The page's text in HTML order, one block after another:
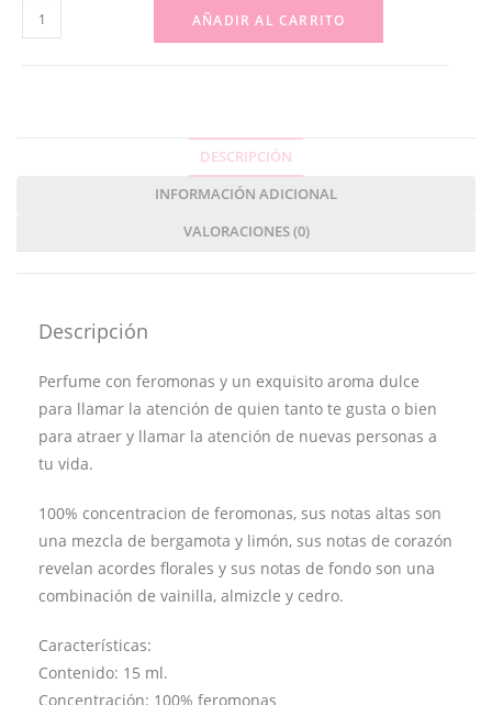
AÑADIR AL CARRITO
DESCRIPCIÓN
INFORMACIÓN ADICIONAL
VALORACIONES (0)
Descripción
Perfume con feromonas y un exquisito aroma dulce
para llamar la atención de quien tanto te gusta o bien
para atraer y llamar la atención de nuevas personas a
tu vida.
100% concentracion de feromonas, sus notas altas son
una mezcla de bergamota y limón, sus notas de corazón
revelan acordes florales y sus notas de fondo son una
combinación de vainilla, almizcle y cedro.
Características:
Contenido: 15 ml.
Concentración: 100% feromonas